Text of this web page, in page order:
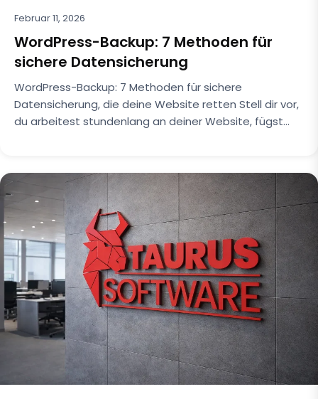
Februar 11, 2026
WordPress-Backup: 7 Methoden für
sichere Datensicherung
WordPress-Backup: 7 Methoden für sichere
Datensicherung, die deine Website retten Stell dir vor,
du arbeitest stundenlang an deiner Website, fügst…